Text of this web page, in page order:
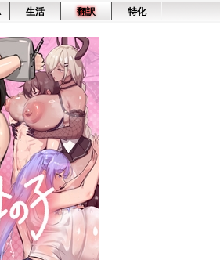
生活 翻訳 特化